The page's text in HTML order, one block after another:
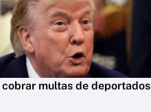
multas de deportados